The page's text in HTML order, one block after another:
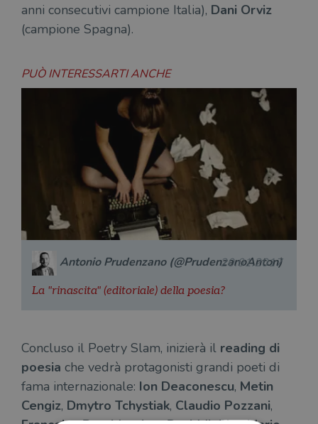
anni consecutivi campione Italia), Dani Orviz
(campione Spagna).
PUÒ INTERESSARTI ANCHE
Antonio Prudenzano (@PrudenzanoAnton)
20.01.2017
La "rinascita" (editoriale) della poesia?
Concluso il Poetry Slam, inizierà il reading di
poesia che vedrà protagonisti grandi poeti di
fama internazionale: Ion Deaconescu, Metin
Cengiz, Dmytro Tchystiak, Claudio Pozzani,